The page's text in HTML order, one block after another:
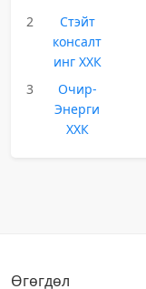
2
Стэйт
консалт
инг ХХК
3
Очир-
Энерги
ХХК
Өгөгдөл